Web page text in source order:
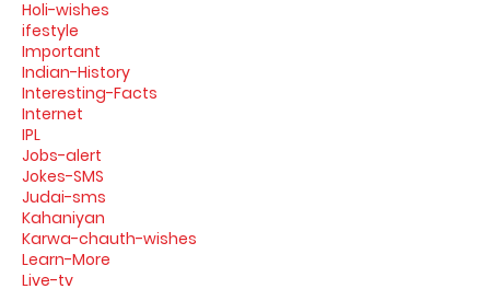
Holi-wishes
ifestyle
Important
Indian-History
Interesting-Facts
Internet
IPL
Jobs-alert
Jokes-SMS
Judai-sms
Kahaniyan
Karwa-chauth-wishes
Learn-More
Live-tv